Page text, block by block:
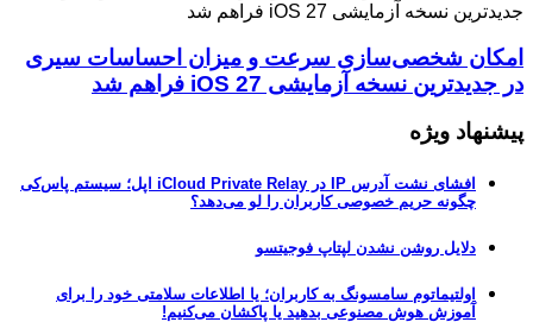
امکان شخصی‌سازی سرعت و میزان احساسات سیری
در جدیدترین نسخه آزمایشی iOS 27 فراهم شد
پیشنهاد ویژه
افشای نشت آدرس IP در iCloud Private Relay اپل؛ سیستم پاس‌کی
چگونه حریم خصوصی کاربران را لو می‌دهد؟
دلایل روشن نشدن لپتاپ فوجیتسو
اولتیماتوم سامسونگ به کاربران؛ یا اطلاعات سلامتی خود را برای
آموزش هوش مصنوعی بدهید یا پاکشان می‌کنیم!